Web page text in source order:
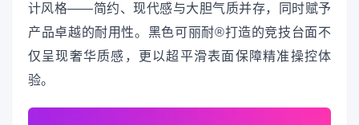
计风格——简约、现代感与大胆气质并存，同时赋予
产品卓越的耐用性。黑色可丽耐®打造的竞技台面不
仅呈现奢华质感，更以超平滑表面保障精准操控体
验。